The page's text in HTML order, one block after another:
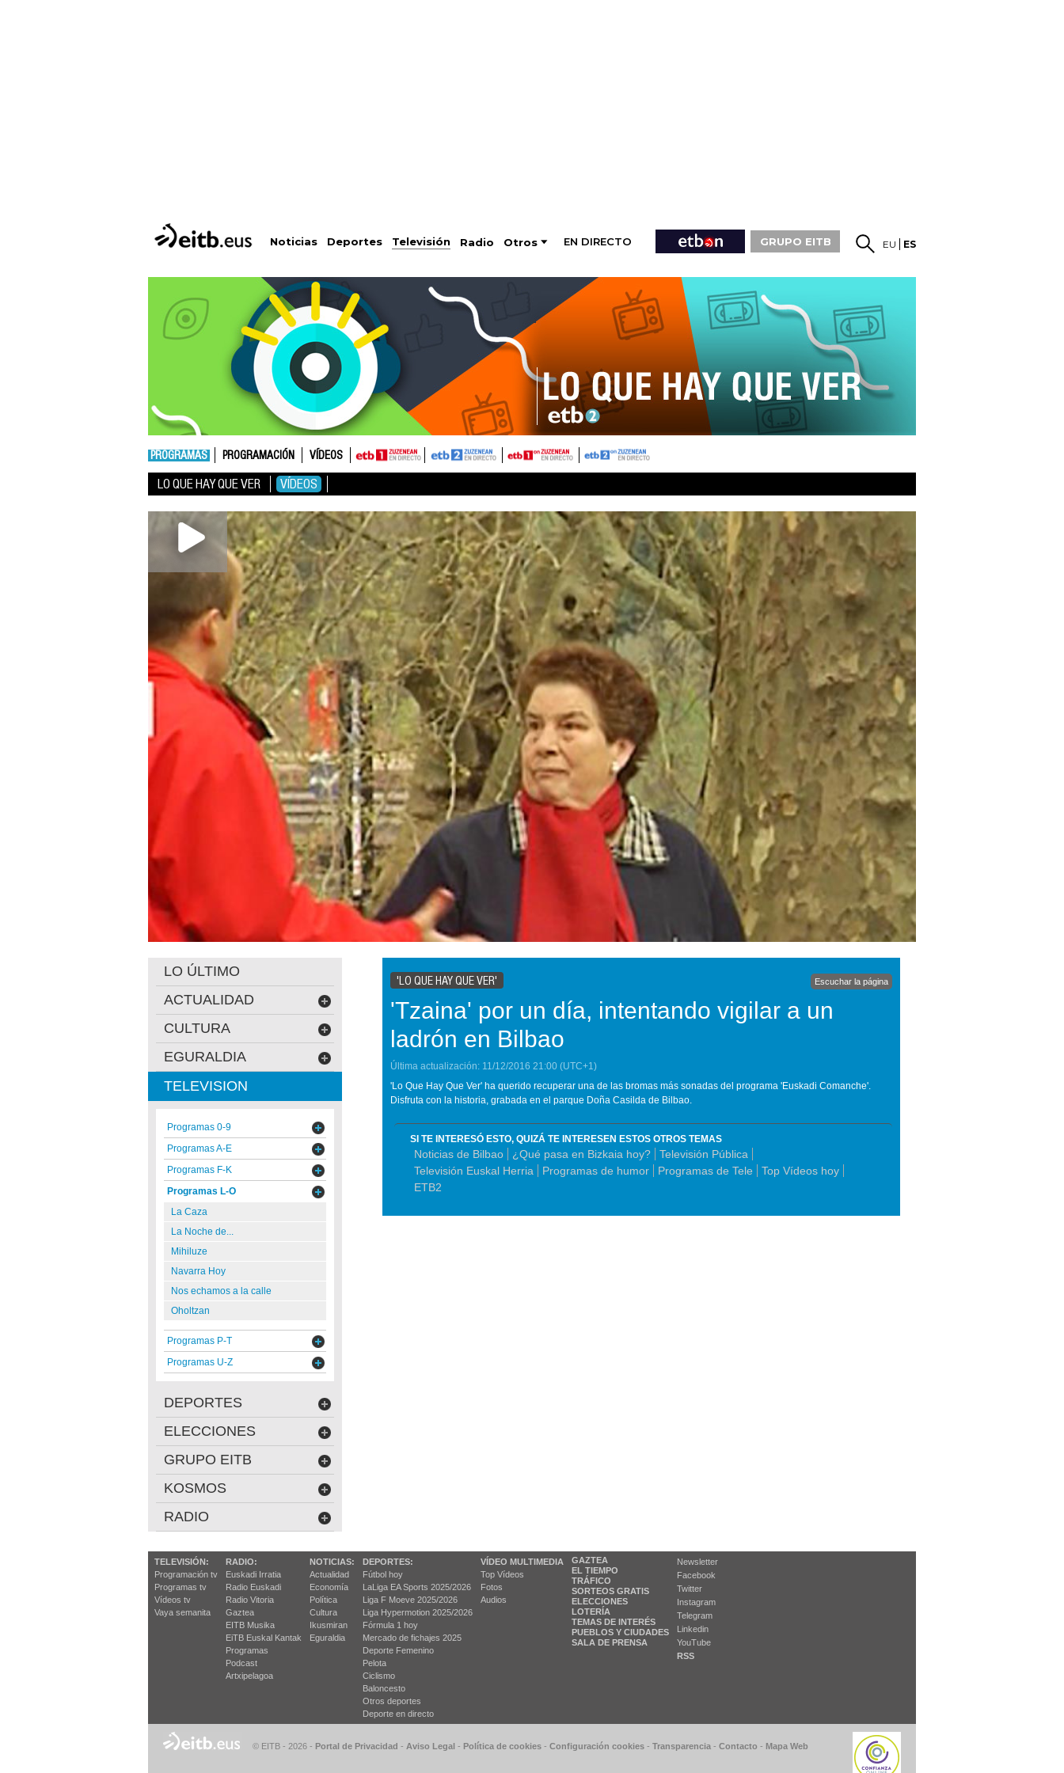
Noticias Deportes Televisión Radio Otros EN DIRECTO GRUPO EITB EU ES
PROGRAMAS PROGRAMACIÓN VÍDEOS
LO QUE HAY QUE VER VÍDEOS
'LO QUE HAY QUE VER' Escuchar la página
'Tzaina' por un día, intentando vigilar a un
ladrón en Bilbao
Última actualización: 11/12/2016 21:00 (UTC+1)
'Lo Que Hay Que Ver' ha querido recuperar una de las bromas más sonadas del programa 'Euskadi Comanche'.
Disfruta con la historia, grabada en el parque Doña Casilda de Bilbao.
SI TE INTERESÓ ESTO, QUIZÁ TE INTERESEN ESTOS OTROS TEMAS
Noticias de Bilbao ¿Qué pasa en Bizkaia hoy?
Televisión Pública
Televisión Euskal Herria
Programas de humor Programas de Tele
Top Vídeos hoy
ETB2
LO ÚLTIMO
ACTUALIDAD
CULTURA
EGURALDIA
TELEVISION
Programas 0-9
Programas A-E
Programas F-K
Programas L-O
La Caza
La Noche de...
Mihiluze
Navarra Hoy
Nos echamos a la calle
Oholtzan
Programas P-T
Programas U-Z
DEPORTES
ELECCIONES
GRUPO EITB
KOSMOS
RADIO
TELEVISIÓN:
Programación tv
Programas tv
Vídeos tv
Vaya semanita
RADIO:
Euskadi Irratia
Radio Euskadi
Radio Vitoria
Gaztea
EITB Musika
EiTB Euskal Kantak
Programas
Podcast
Artxipelagoa
NOTICIAS:
Actualidad
Economía
Política
Cultura
Ikusmiran
Eguraldia
DEPORTES:
Fútbol hoy
LaLiga EA Sports 2025/2026
Liga F Moeve 2025/2026
Liga Hypermotion 2025/2026
Fórmula 1 hoy
Mercado de fichajes 2025
Deporte Femenino
Pelota
Ciclismo
Baloncesto
Otros deportes
Deporte en directo
VÍDEO MULTIMEDIA
Top Vídeos
Fotos
Audios
GAZTEA
EL TIEMPO
TRÁFICO
SORTEOS GRATIS
ELECCIONES
LOTERÍA
TEMAS DE INTERÉS
PUEBLOS Y CIUDADES
SALA DE PRENSA
Newsletter
Facebook
Twitter
Instagram
Telegram
Linkedin
YouTube
RSS
© EITB - 2026 - Portal de Privacidad - Aviso Legal - Política de cookies - Configuración cookies - Transparencia - Contacto - Mapa Web